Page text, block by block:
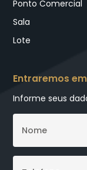
Ponto Comercial
Sala
Lote
Entraremos
Informe seus